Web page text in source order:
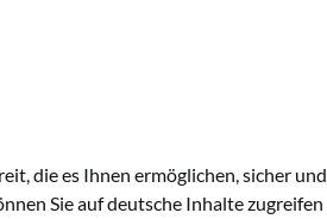
die es Ihnen ermöglichen, sicher und
Sie auf deutsche Inhalte zugreifen